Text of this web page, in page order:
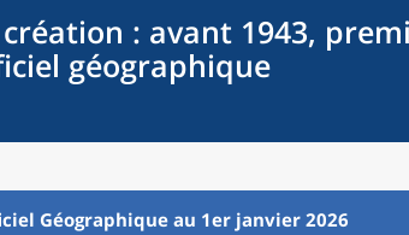
: avant 1943,
géographique
Géographique au 1er janvier 2026